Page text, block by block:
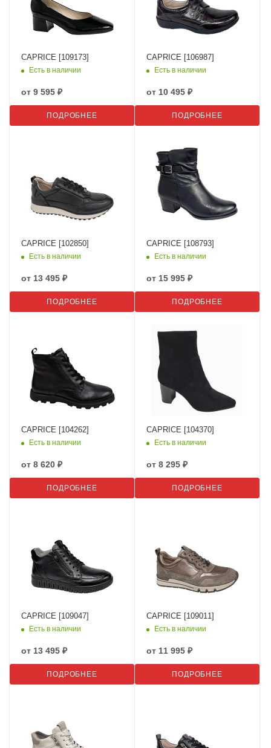
CAPRICE [109173]
Есть в наличии
от 9 595 ₽
ПОДРОБНЕЕ
CAPRICE [106987]
Есть в наличии
от 10 495 ₽
ПОДРОБНЕЕ
CAPRICE [102850]
Есть в наличии
от 13 495 ₽
ПОДРОБНЕЕ
CAPRICE [108793]
Есть в наличии
от 15 995 ₽
ПОДРОБНЕЕ
CAPRICE [104262]
Есть в наличии
от 8 620 ₽
ПОДРОБНЕЕ
CAPRICE [104370]
Есть в наличии
от 8 295 ₽
ПОДРОБНЕЕ
CAPRICE [109047]
Есть в наличии
от 13 495 ₽
ПОДРОБНЕЕ
CAPRICE [109011]
Есть в наличии
от 11 995 ₽
ПОДРОБНЕЕ